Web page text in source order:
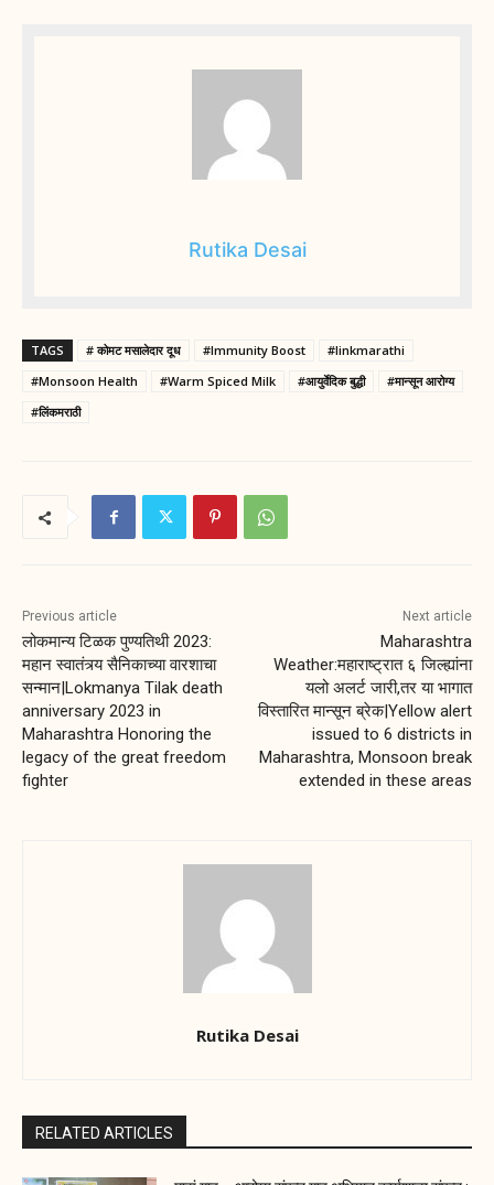
Rutika Desai
TAGS # कोमट मसालेदार दूध #Immunity Boost
#linkmarathi
#Monsoon Health
#Warm Spiced Milk #आयुर्वेदिक बुद्धी
#मान्सून आरोग्य
#लिंकमराठी
Previous article
लोकमान्य टिळक पुण्यतिथी 2023:
महान स्वातंत्र्य सैनिकाच्या वारशाचा
सन्मान|Lokmanya Tilak death
anniversary 2023 in
Maharashtra Honoring the
legacy of the great freedom
fighter
Next article
Maharashtra
Weather:महाराष्ट्रात ६ जिल्ह्यांना
यलो अलर्ट जारी,तर या भागात
विस्तारित मान्सून ब्रेक|Yellow alert
issued to 6 districts in
Maharashtra, Monsoon break
extended in these areas
Rutika Desai
RELATED ARTICLES